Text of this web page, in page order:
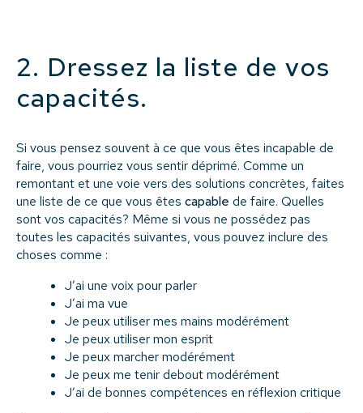
2. Dressez la liste de vos
capacités.
Si vous pensez souvent à ce que vous êtes incapable de
faire, vous pourriez vous sentir déprimé. Comme un
remontant et une voie vers des solutions concrètes, faites
une liste de ce que vous êtes capable de faire. Quelles
sont vos capacités? Même si vous ne possédez pas
toutes les capacités suivantes, vous pouvez inclure des
choses comme :
J’ai une voix pour parler
J’ai ma vue
Je peux utiliser mes mains modérément
Je peux utiliser mon esprit
Je peux marcher modérément
Je peux me tenir debout modérément
J’ai de bonnes compétences en réflexion critique